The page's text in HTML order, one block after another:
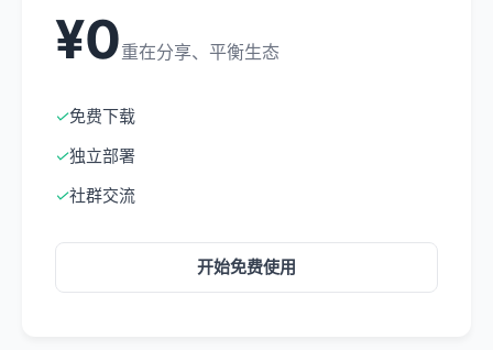
¥0重在分享、平衡生态
✓免费下载
✓独立部署
✓社群交流
开始免费使用